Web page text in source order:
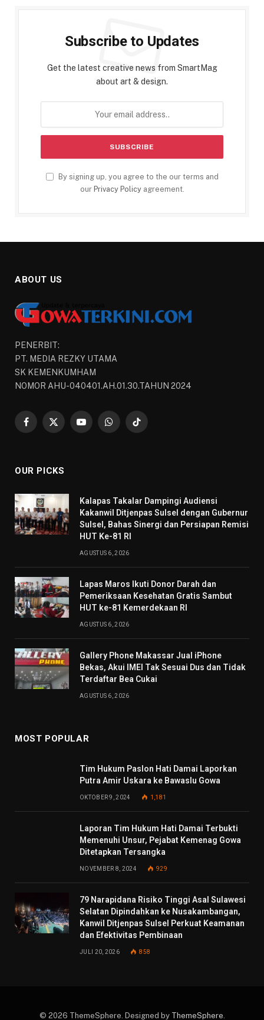
Subscribe to Updates
Get the latest creative news from SmartMag
about art & design.
By signing up, you agree to the our terms and
our Privacy Policyagreement.
ABOUT US
PENERBIT:
PT. MEDIA REZKY UTAMA
SK KEMENKUMHAM
NOMOR AHU-040401.AH.01.30.TAHUN 2024
Facebook
X
YouTubeWhatsAppTikTok
OUR PICKS
Kalapas Takalar Dampingi Audiensi
Kakanwil Ditjenpas Sulsel dengan Gubernur
Sulsel, Bahas Sinergi dan Persiapan Remisi
HUT Ke-81 RI
AGUSTUS 6, 2026
Lapas Maros Ikuti Donor Darah dan
Pemeriksaan Kesehatan Gratis Sambut
HUT ke-81 Kemerdekaan RI
AGUSTUS 6, 2026
Gallery Phone Makassar Jual iPhone
Bekas, Akui IMEI Tak Sesuai Dus dan Tidak
Terdaftar Bea Cukai
AGUSTUS 6, 2026
MOST POPULAR
Tim Hukum Paslon Hati Damai Laporkan
Putra Amir Uskara ke Bawaslu Gowa
OKTOBER 9, 2024 1,181
Laporan Tim Hukum Hati Damai Terbukti
Memenuhi Unsur, Pejabat Kemenag Gowa
Ditetapkan Tersangka
NOVEMBER 8, 2024 929
79 Narapidana Risiko Tinggi Asal Sulawesi
Selatan Dipindahkan ke Nusakambangan,
Kanwil Ditjenpas Sulsel Perkuat Keamanan
dan Efektivitas Pembinaan
JULI 20, 2026 858
© 2026 ThemeSphere. Designed by ThemeSphere.